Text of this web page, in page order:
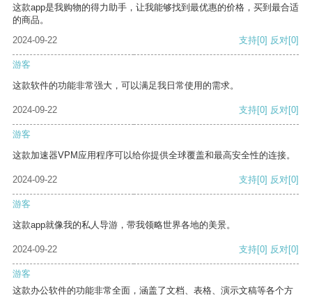
这款app是我购物的得力助手，让我能够找到最优惠的价格，买到最合适
的商品。
2024-09-22
支持[0] 反对[0]
游客
这款软件的功能非常强大，可以满足我日常使用的需求。
2024-09-22 支持[0] 反对[0]
游客
这款加速器VPM应用程序可以给你提供全球覆盖和最高安全性的连接。
2024-09-22 支持[0] 反对[0]
游客
这款app就像我的私人导游，带我领略世界各地的美景。
2024-09-22 支持[0] 反对[0]
游客
这款办公软件的功能非常全面，涵盖了文档、表格、演示文稿等各个方